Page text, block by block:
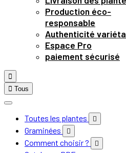
Production éco-
responsable
Authenticité
Espace Pro
paiement sécurisé

 Tous
Toutes les plantes 
Graminées 
Comment choisir ? 